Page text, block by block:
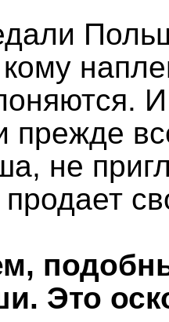
прежде
не
продает
Это